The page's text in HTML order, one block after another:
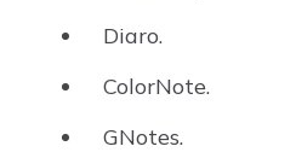
Diaro.
ColorNote.
GNotes.